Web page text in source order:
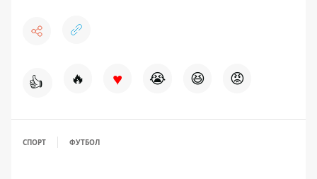
👍 🔥 ♥ 😭 😆 😡
СПОРТ ФУТБОЛ